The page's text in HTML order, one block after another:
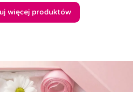
więcej produktów